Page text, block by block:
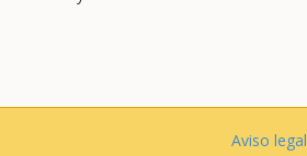
Aviso legal